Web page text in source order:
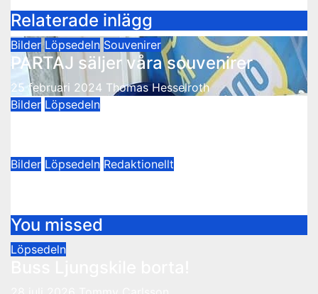
Relaterade inlägg
Bilder Löpsedeln Souvenirer
PARTAJ säljer våra souvenirer
25 februari 2024 Thomas Hesselroth
Bilder Löpsedeln
Bilder Löpsedeln Redaktionellt
You missed
Löpsedeln